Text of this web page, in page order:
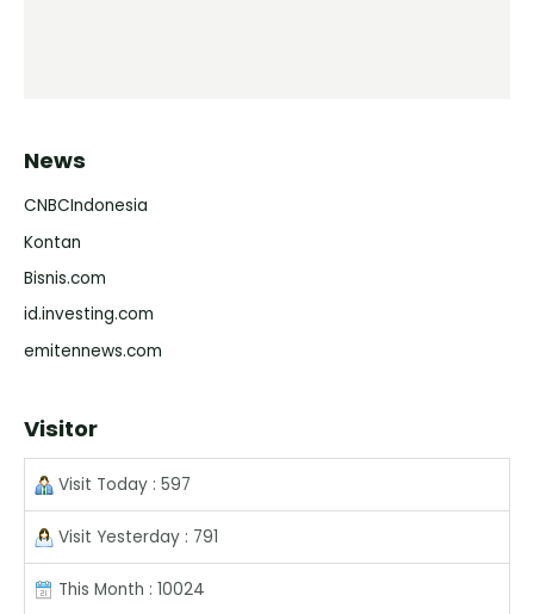
News
CNBCIndonesia
Kontan
Bisnis.com
id.investing.com
emitennews.com
Visitor
Visit Today : 597
Visit Yesterday : 791
This Month : 10024